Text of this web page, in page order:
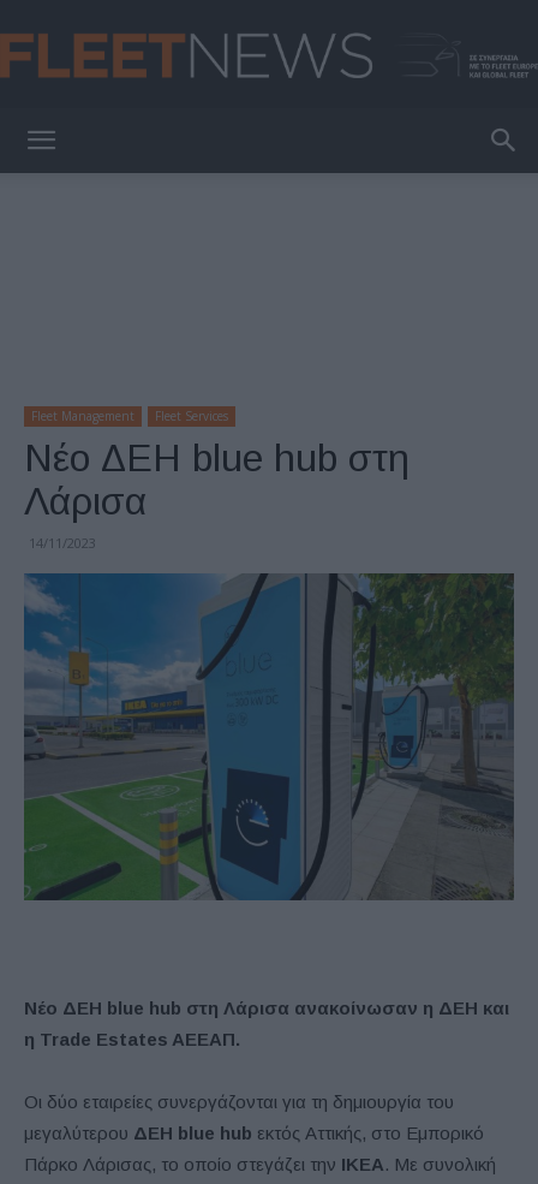
Fleet Management Fleet Services
Νέο ΔΕΗ blue hub στη
Λάρισα
14/11/2023
Νέο ΔΕΗ blue hub στη Λάρισα ανακοίνωσαν η ΔΕΗ και
η Trade Estates AΕΕΑΠ.
Οι δύο εταιρείες συνεργάζονται για τη δημιουργία του
μεγαλύτερου ΔΕΗ blue hub εκτός Αττικής, στο Εμπορικό
Πάρκο Λάρισας, το οποίο στεγάζει την ΙΚΕΑ. Με συνολική